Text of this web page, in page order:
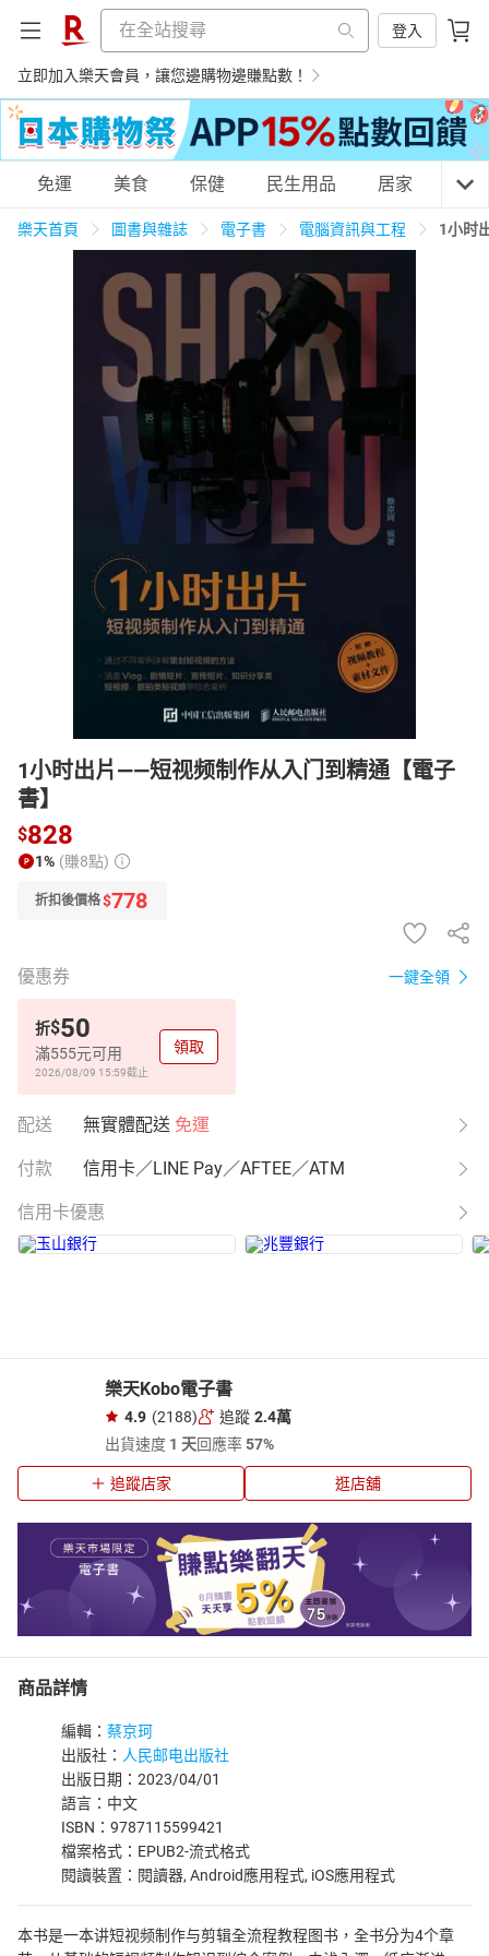
登入
立即加入樂天會員，讓您邊購物邊賺點數！
購物網分類
養生保健 民生用品
3C家電 運動休閒
男裝 化妝保養
日本購物 電子/紙本書
HOT
免運 美食 保健 民生用品 居家 3C
樂天首頁 圖書與雜誌 電子書 電腦資訊與工程 1小时
1小时出片——短视频制作从入门到精通【電子
書】
$828
1% (賺8點)
折扣後價格$778
優惠券 一鍵全領
折$50
滿555元可用
2026/08/09 15:59截止
領取
配送 無實體配送 免運
付款 信用卡／LINE Pay／AFTEE／ATM
信用卡優惠
樂天Kobo電子書
4.9 (2188) 追蹤 2.4萬
出貨速度 1 天回應率57%
追蹤店家 逛店舖
商品詳情
編輯： 蔡京珂
出版社： 人民邮电出版社
出版日期：2023/04/01
語言：中文
ISBN：9787115599421
檔案格式：EPUB2-流式格式
閱讀裝置：閱讀器, Android應用程式, iOS應用程式
本书是一本讲短视频制作与剪辑全流程教程图书，全书分为4个章